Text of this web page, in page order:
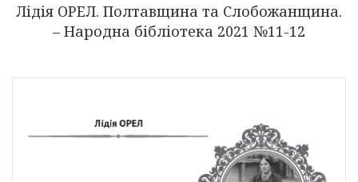
Лідія ОРЕЛ. Полтавщина та Слобожанщина.
– Народна бібліотека 2021 №11-12